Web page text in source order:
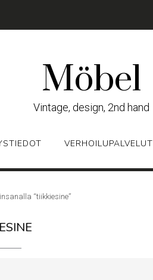
Möbel
Vintage, design, 2nd hand
VERHOILUPALVELUT
“tiikkiesine”